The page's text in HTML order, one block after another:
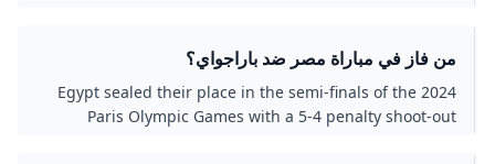
من فاز في مباراة مصر ضد باراجواي؟
Egypt sealed their place in the semi-finals of the 2024
Paris Olympic Games with a 5-4 penalty shoot-out